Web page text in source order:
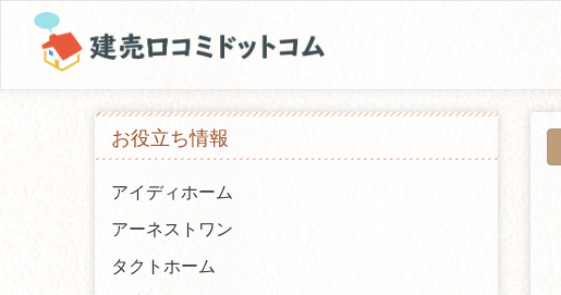
お役立ち情報
アイディホーム
アーネストワン
タクトホーム